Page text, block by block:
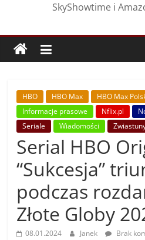
SkyShowtime i
HBO HBO Max HBO Max
Informacje prasowe
Nflix.pl
Seriale
Wiadomości
Serial HBO
“Sukcesja”
podczas
Złote Globy
08.01.2024 Janek Brak